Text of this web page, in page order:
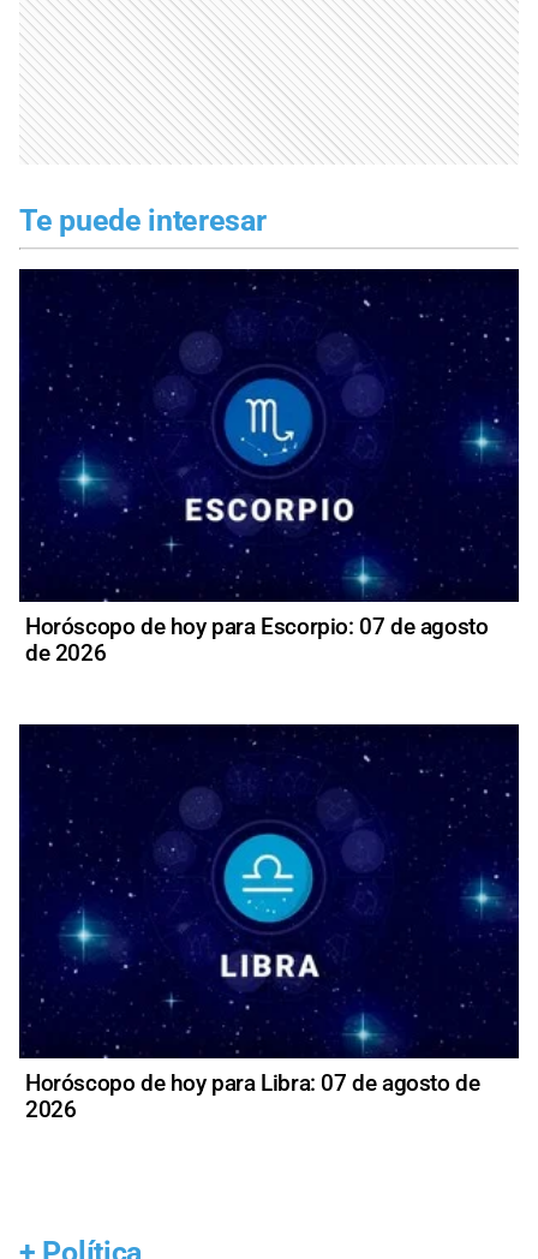
Te puede interesar
Horóscopo de hoy para Escorpio: 07 de agosto
de 2026
Horóscopo de hoy para Libra: 07 de agosto de
2026